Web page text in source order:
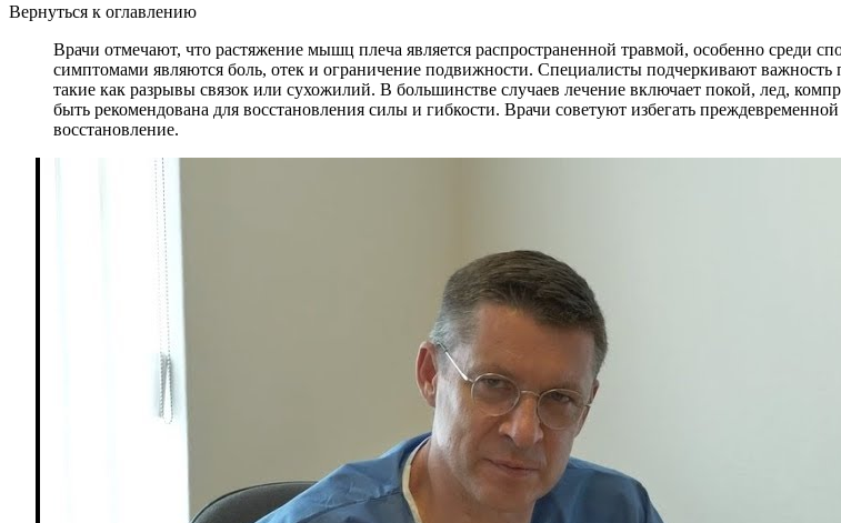
Вернуться к оглавлению
Врачи отмечают, что растяжение мышц плеча является распространенной травмой, особенно
симптомами являются боль, отек и ограничение подвижности. Специалисты подчеркивают
такие как разрывы связок или сухожилий. В большинстве случаев лечение включает покой, лед,
быть рекомендована для восстановления силы и гибкости. Врачи советуют избегать
восстановление.